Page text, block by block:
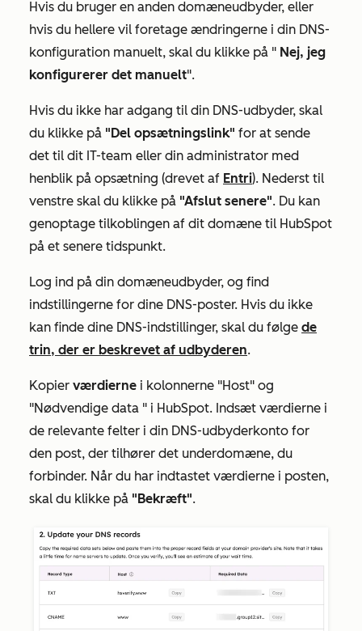
Hvis du bruger en anden domæneudbyder, eller
hvis du hellere vil foretage ændringerne i din DNS-
konfiguration manuelt, skal du klikke på " Nej, jeg
konfigurerer det manuelt".
Hvis du ikke har adgang til din DNS-udbyder, skal
du klikke på "Del opsætningslink" for at sende
det til dit IT-team eller din administrator med
henblik på opsætning (drevet af Entri). Nederst til
venstre skal du klikke på "Afslut senere". Du kan
genoptage tilkoblingen af dit domæne til HubSpot
på et senere tidspunkt.
Log ind på din domæneudbyder, og find
indstillingerne for dine DNS-poster. Hvis du ikke
kan finde dine DNS-indstillinger, skal du følge de
trin, der er beskrevet af udbyderen.
Kopier værdierne i kolonnerne "Host" og
"Nødvendige data " i HubSpot. Indsæt værdierne i
de relevante felter i din DNS-udbyderkonto for
den post, der tilhører det underdomæne, du
forbinder. Når du har indtastet værdierne i posten,
skal du klikke på "Bekræft".